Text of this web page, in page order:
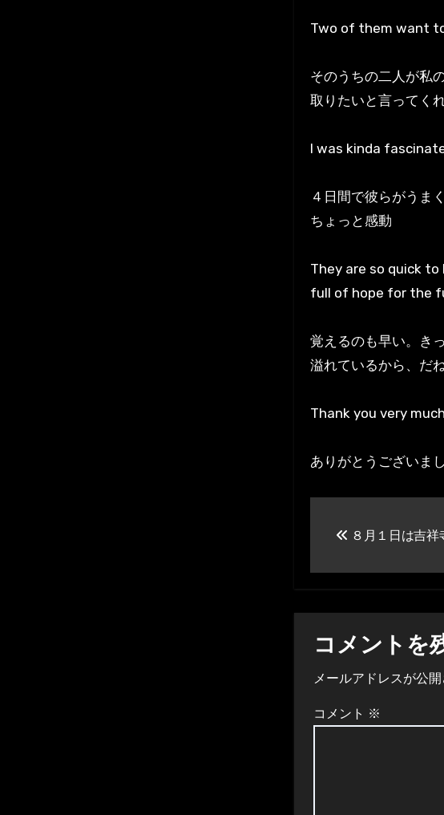
Two of them want
そのうちの二人が私
取りたいと言ってく
I was kinda
４日間で彼らがうま
ちょっと感動
They are so quick
full of hope for the
覚えるのも早い。き
溢れているから、だね
Thank you very
ありがとうございまし
ナ
ビ
ゲ
ー
シ
８月１日は吉祥
コメントを
メールアドレスが公
コメント ※